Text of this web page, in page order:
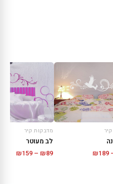
₪189
מדבקות קיר
לב מעוטר
₪89
–
₪159